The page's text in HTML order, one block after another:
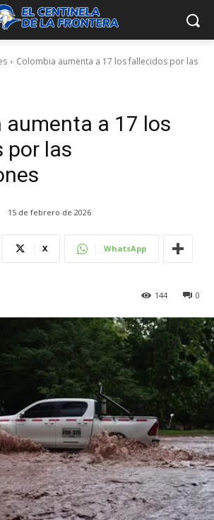
Colombia aumenta a 17 los fallecidos por las
aumenta a 17 los
por las
15 de febrero de 2026
X WhatsApp
0
144